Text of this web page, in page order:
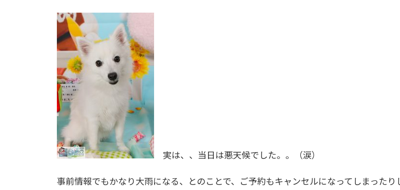
実は、、当日は悪天候でした。。（涙）
事前情報でもかなり大雨になる、とのことで、ご予約もキャンセルになってしまった